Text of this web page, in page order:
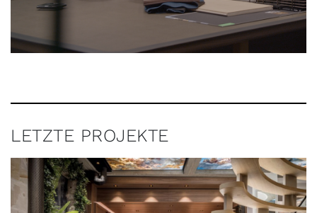
LETZTE PROJEKTE